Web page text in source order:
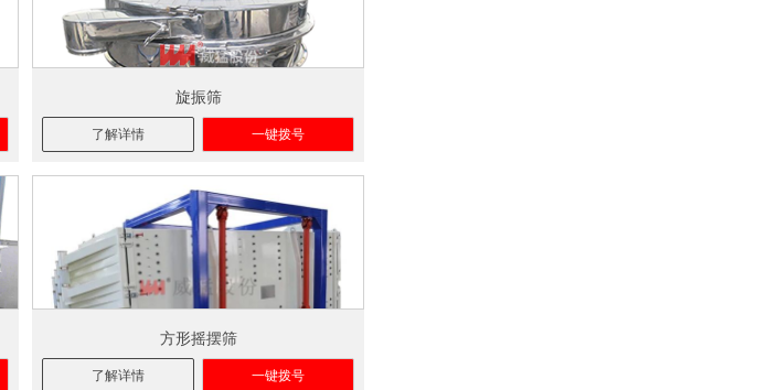
旋振筛
了解详情 一键拨号
方形摇摆筛
了解详情 一键拨号